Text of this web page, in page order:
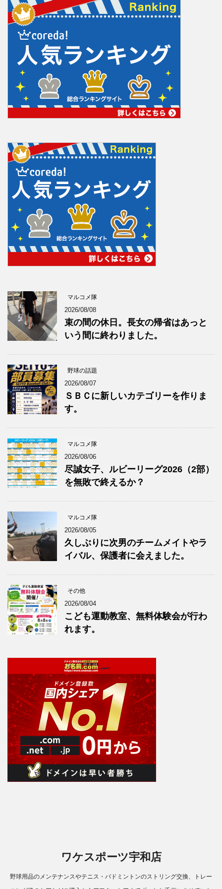
マルコメ隊
2026/08/08
束の間の休日。長女の帰省はあっと
いう間に終わりました。
野球の話題
2026/08/07
ＳＢＣに新しいカテゴリーを作りま
す。
マルコメ隊
2026/08/06
尽誠女子、ルビーリーグ2026（2部）
を無敗で終えるか？
マルコメ隊
2026/08/05
久しぶりに次男のチームメイトやラ
イバル、保護者に会えました。
その他
2026/08/04
こども運動教室、無料体験会が行わ
れます。
ワケスポーツ宇和店
野球用品のメンテナンスやテニス・バドミントンのストリング交換、トレー